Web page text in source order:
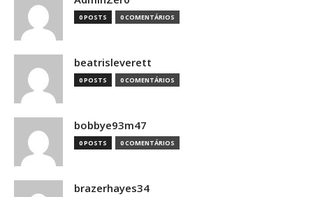
0 POSTS 0 COMENTÁRIOS
beatrisleverett
0 POSTS 0 COMENTÁRIOS
bobbye93m47
0 POSTS 0 COMENTÁRIOS
brazerhayes34